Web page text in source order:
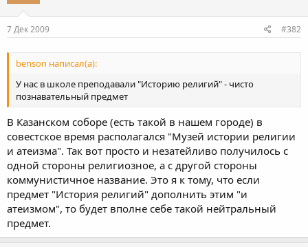
7 Дек 2009 #382
benson написал(а):
У нас в школе преподавали "Историю религий" - чисто
познавательный предмет
В Казанском соборе (есть такой в нашем городе) в
совестское время располагался "Музей истории религии
и атеизма". Так вот просто и незатейливо получилось с
одной стороны религиозное, а с другой стороны
коммунистичное название. Это я к тому, что если
предмет "История религий" дополнить этим "и
атеизмом", то будет вполне себе такой нейтральный
предмет.